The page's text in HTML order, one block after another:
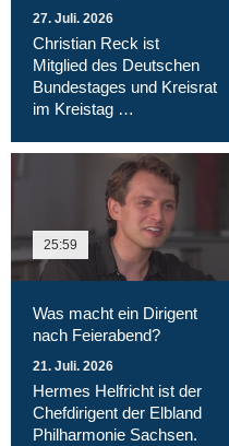
27. Juli. 2026
Christian Reck ist
Mitglied des Deutschen
Bundestages und Kreisrat
im Kreistag …
25:59
Was macht ein Dirigent
nach Feierabend?
21. Juli. 2026
Hermes Helfricht ist der
Chefdirigent der Elbland
Philharmonie Sachsen.